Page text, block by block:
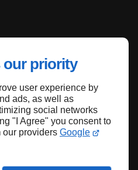
our priority
user experience by
ads, as well as
social networks
"I Agree" you consent to
our providers Google
de page